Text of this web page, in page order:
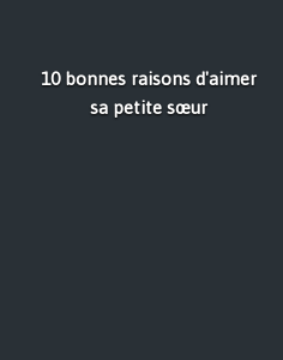
10 bonnes raisons d'aimer
sa petite sœur